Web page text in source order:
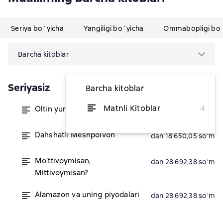
Seriya bo`yicha Yangiligi bo`yicha Ommabopligi
Barcha kitoblar
Barcha kitoblar
Matnli Kitoblar
4
Seriyasiz
Oltin yurakli Avtobola dan 28 692,38 soʻm
Dahshatli Meshpolvon dan 18 650,05 soʻm
Mo‘ttivoymisan,
Mittivoymisan?
dan 28 692,38 soʻm
Alamazon va uning piyodalari dan 28 692,38 soʻm